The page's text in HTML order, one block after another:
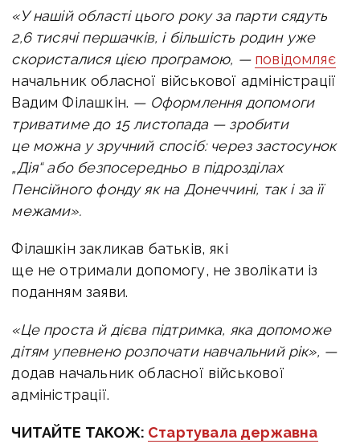
«У нашій області цього року за парти сядуть
2,6 тисячі першачків, і більшість родин уже
скористалися цією програмою, — повідомляє
начальник обласної військової адміністрації
Вадим Філашкін. — Оформлення допомоги
триватиме до 15 листопада — зробити
це можна у зручний спосіб: через застосунок
„Дія“ або безпосередньо в підрозділах
Пенсійного фонду як на Донеччині, так і за її
межами».
Філашкін закликав батьків, які
ще не отримали допомогу, не зволікати із
поданням заяви.
«Це проста й дієва підтримка, яка допоможе
дітям упевнено розпочати навчальний рік», —
додав начальник обласної військової
адміністрації.
ЧИТАЙТЕ ТАКОЖ: Стартувала державна